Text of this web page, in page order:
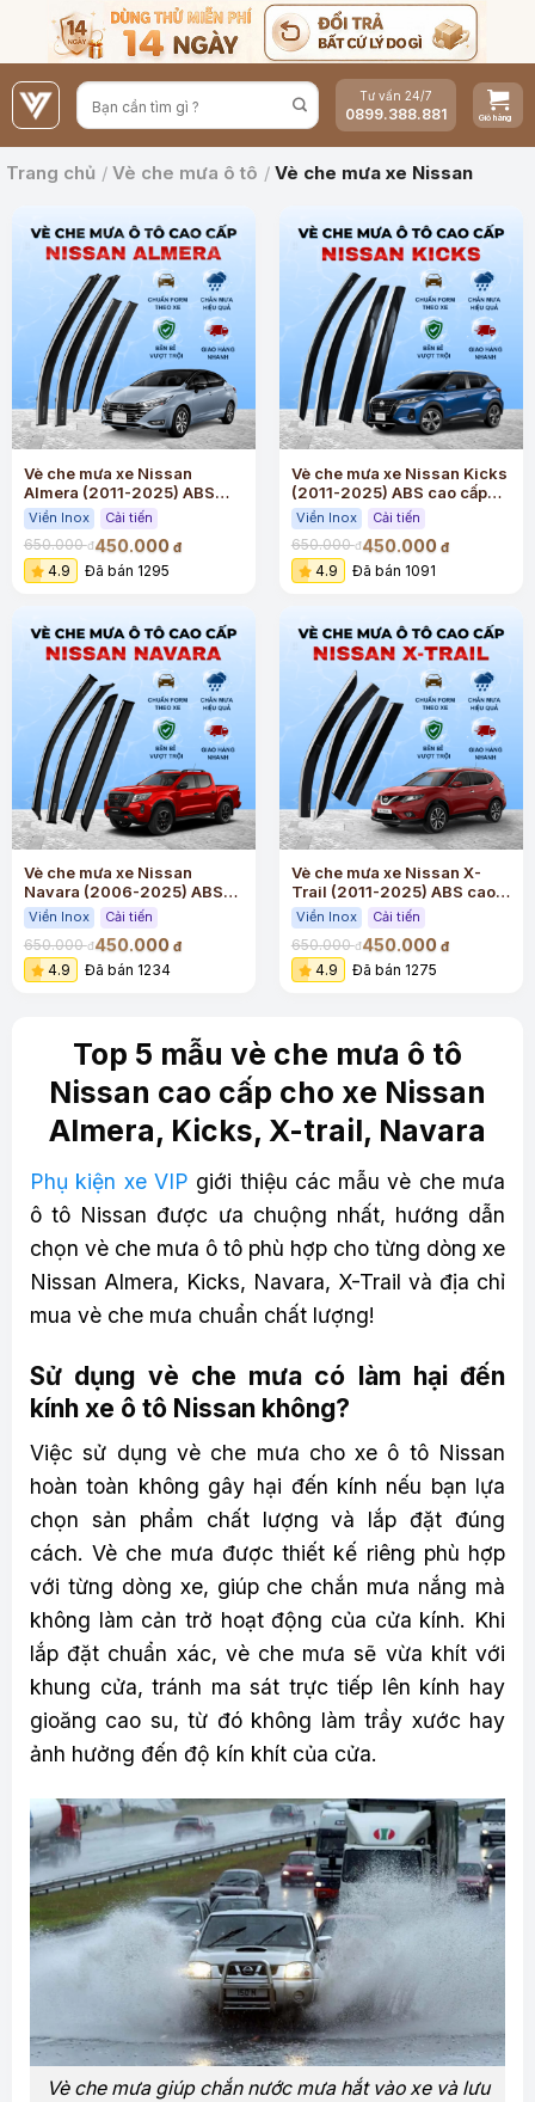
nội
dung
Tư vấn 24/7
0899.388.881
Trang chủ / Vè che mưa ô tô / Vè che mưa xe Nissan
Vè che mưa xe Nissan
Almera (2011-2025) ABS
cao cấp viền Inox
Viền Inox Cải tiến
650.000đ450.000 đ
4.9 Đã bán 1295
Vè che mưa xe Nissan Kicks
(2011-2025) ABS cao cấp
viền Inox
Viền Inox Cải tiến
650.000đ450.000 đ
4.9 Đã bán 1091
Vè che mưa xe Nissan
Navara (2006-2025) ABS
cao cấp viền Inox
Viền Inox Cải tiến
650.000đ450.000 đ
4.9 Đã bán 1234
Vè che mưa xe Nissan X-
Trail (2011-2025) ABS cao
cấp viền Inox
Viền Inox Cải tiến
650.000đ450.000 đ
4.9 Đã bán 1275
Top 5 mẫu vè che mưa ô tô
Nissan cao cấp cho xe Nissan
Almera, Kicks, X-trail, Navara
Phụ kiện xe VIP giới thiệu các mẫu vè che mưa
ô tô Nissan được ưa chuộng nhất, hướng dẫn
chọn vè che mưa ô tô phù hợp cho từng dòng xe
Nissan Almera, Kicks, Navara, X-Trail và địa chỉ
mua vè che mưa chuẩn chất lượng!
Sử dụng vè che mưa có làm hại đến
kính xe ô tô Nissan không?
Việc sử dụng vè che mưa cho xe ô tô Nissan
hoàn toàn không gây hại đến kính nếu bạn lựa
chọn sản phẩm chất lượng và lắp đặt đúng
cách. Vè che mưa được thiết kế riêng phù hợp
với từng dòng xe, giúp che chắn mưa nắng mà
không làm cản trở hoạt động của cửa kính. Khi
lắp đặt chuẩn xác, vè che mưa sẽ vừa khít với
khung cửa, tránh ma sát trực tiếp lên kính hay
gioăng cao su, từ đó không làm trầy xước hay
ảnh hưởng đến độ kín khít của cửa.
Vè che mưa giúp chắn nước mưa hắt vào xe và lưu